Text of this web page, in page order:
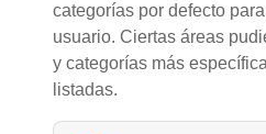
categorías por defecto
usuario. Ciertas áreas
y categorías más
listadas.